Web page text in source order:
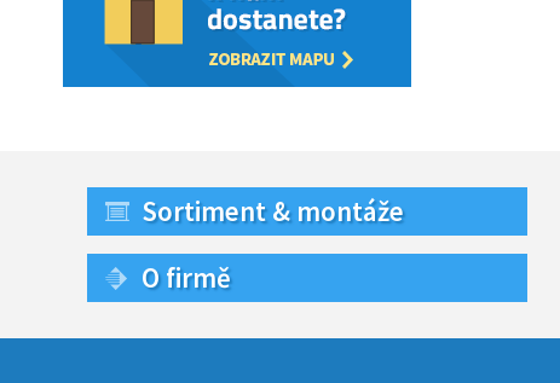
Sortiment & montáže
O firmě